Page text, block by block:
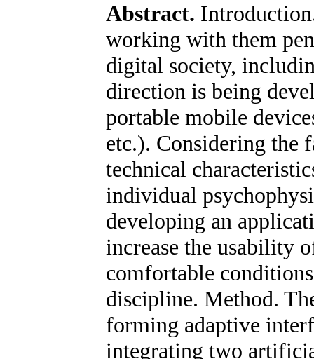
Abstract.
working with them
digital society,
direction is being
portable mobile
etc.). Considering the
technical
individual
developing an
increase the usability
comfortable
discipline. Method.
forming adaptive
integrating two